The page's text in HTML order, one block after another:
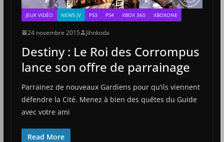
JEUX VIDÉO NEWS JV PS3 PS4 XBOX 360 XBOXONE
24 novembre 2015 Jihnkoda
Destiny : Le Roi des Corrompus
lance son offre de parrainage
Parrainez de nouveaux Gardiens pour qu’ils viennent
défendre la Cité. Menez à bien des quêtes du Guide
avec votre ami
Read More